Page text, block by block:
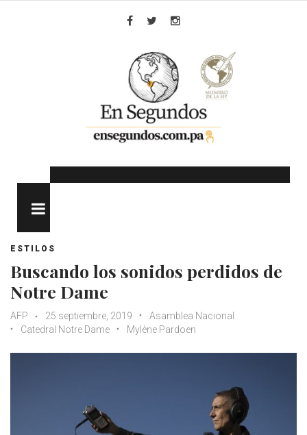
ESTILOS
Buscando los sonidos perdidos de
Notre Dame
AFP 25 septiembre, 2019
Asamblea Nacional
Catedral Notre Dame
Mylène Pardoen